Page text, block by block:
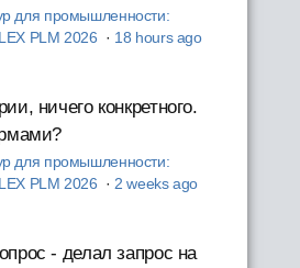
для промышленности:
PLM 2026 · 18 hours ago
ничего конкретного.
для промышленности:
PLM 2026 · 2 weeks ago
- делал запрос на